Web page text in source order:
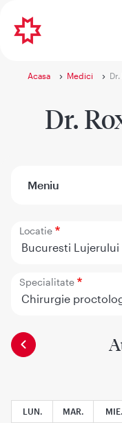
Acasa Medici
Dr.
Meniu
Locatie
Bucuresti Lujerului
Specialitate
Chirurgie
LUN. MAR. MIE.